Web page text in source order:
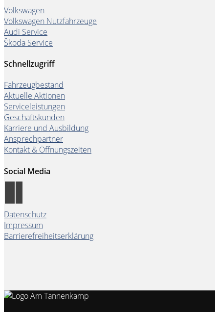
Volkswagen
Volkswagen Nutzfahrzeuge
Audi Service
Škoda Service
Schnellzugriff
Fahrzeugbestand
Aktuelle Aktionen
Serviceleistungen
Geschäftskunden
Karriere und Ausbildung
Ansprechpartner
Kontakt & Öffnungszeiten
Social Media
Datenschutz
Impressum
Barrierefreiheitserklärung